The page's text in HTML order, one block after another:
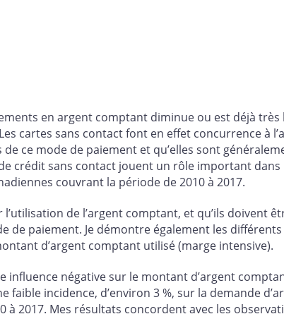
en argent comptant diminue ou est déjà très
cartes sans contact font en effet concurrence à
ce mode de paiement et qu’elles sont
crédit sans contact jouent un rôle important
couvrant la période de 2010 à 2017.
de l’argent comptant, et qu’ils doivent
de paiement. Je démontre également les
d’argent comptant utilisé (marge intensive).
influence négative sur le montant d’argent
faible incidence, d’environ 3 %, sur la demande
2017. Mes résultats concordent avec les